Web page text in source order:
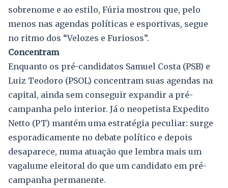
sobrenome e ao estilo, Fúria mostrou que, pelo
menos nas agendas políticas e esportivas, segue
no ritmo dos “Velozes e Furiosos”.
Concentram
Enquanto os pré-candidatos Samuel Costa (PSB) e
Luiz Teodoro (PSOL) concentram suas agendas na
capital, ainda sem conseguir expandir a pré-
campanha pelo interior. Já o neopetista Expedito
Netto (PT) mantém uma estratégia peculiar: surge
esporadicamente no debate político e depois
desaparece, numa atuação que lembra mais um
vagalume eleitoral do que um candidato em pré-
campanha permanente.